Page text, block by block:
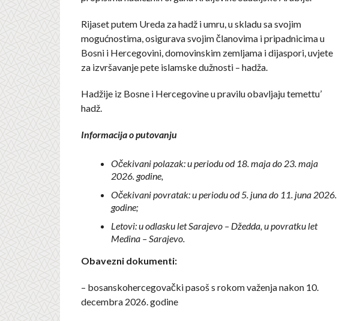
Rijaset putem Ureda za hadž i umru, u skladu sa svojim
mogućnostima, osigurava svojim članovima i pripadnicima u
Bosni i Hercegovini, domovinskim zemljama i dijaspori, uvjete
za izvršavanje pete islamske dužnosti – hadža.
Hadžije iz Bosne i Hercegovine u pravilu obavljaju temettu’
hadž.
Informacija o putovanju
Očekivani polazak: u periodu od 18. maja do 23. maja
2026. godine,
Očekivani povratak: u periodu od 5. juna do 11. juna 2026.
godine;
Letovi: u odlasku let Sarajevo – Džedda, u povratku let
Medina – Sarajevo.
Obavezni dokumenti:
– bosanskohercegovački pasoš s rokom važenja nakon 10.
decembra 2026. godine